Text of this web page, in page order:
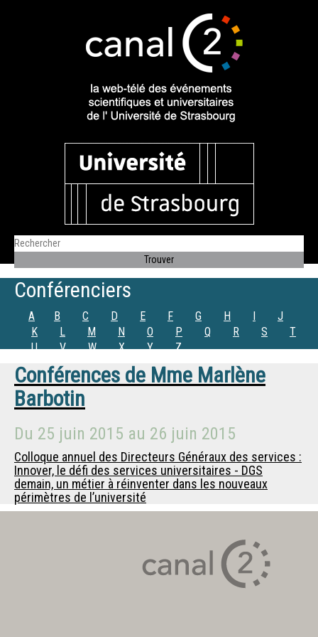
Conférenciers
A B C D E F G H I
J
K
L M N O P Q R S
T
U
V W X Y Z
Conférences de Mme Marlène
Barbotin
Du 25 juin 2015 au 26 juin 2015
Colloque annuel des Directeurs Généraux des services :
Innover, le défi des services universitaires - DGS
demain, un métier à réinventer dans les nouveaux
périmètres de l’université